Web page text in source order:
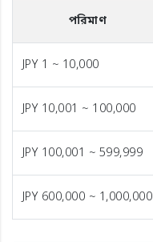
পরিমাণ
JPY 1 ~ 10,000
JPY 10,001 ~ 100,000
JPY 100,001 ~ 599,999
JPY 600,000 ~ 1,000,000